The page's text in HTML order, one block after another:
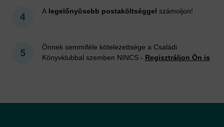
A legelőnyösebb postaköltséggel számoljon!
Önnek semmiféle kötelezettsége a Családi
Könyvklubbal szemben NINCS - Regisztráljon Ön is